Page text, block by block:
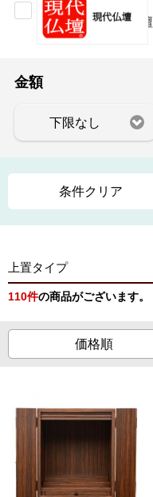
現代仏壇
金額
下限なし
条件クリア
上置タイプ
110件の商品がございます。
価格順